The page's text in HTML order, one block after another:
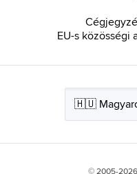
EU-s közösségi
© 2005-